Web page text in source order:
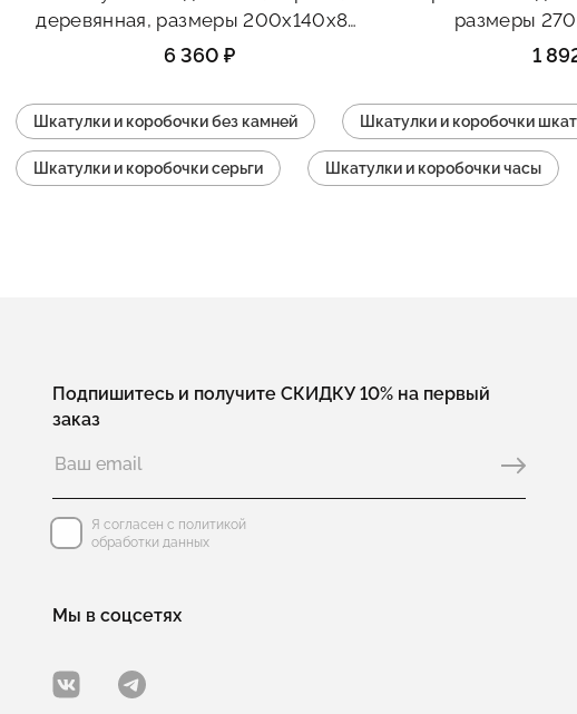
деревянная, размеры 200х140х80
мм
6 360 ₽
размеры
1
Шкатулки и коробочки без камней Шкатулки и коробочки
Шкатулки и коробочки серьги Шкатулки и коробочки часы
Подпишитесь и получите СКИДКУ 10% на первый
заказ
Я согласен с политикой
обработки данных
Мы в соцсетях